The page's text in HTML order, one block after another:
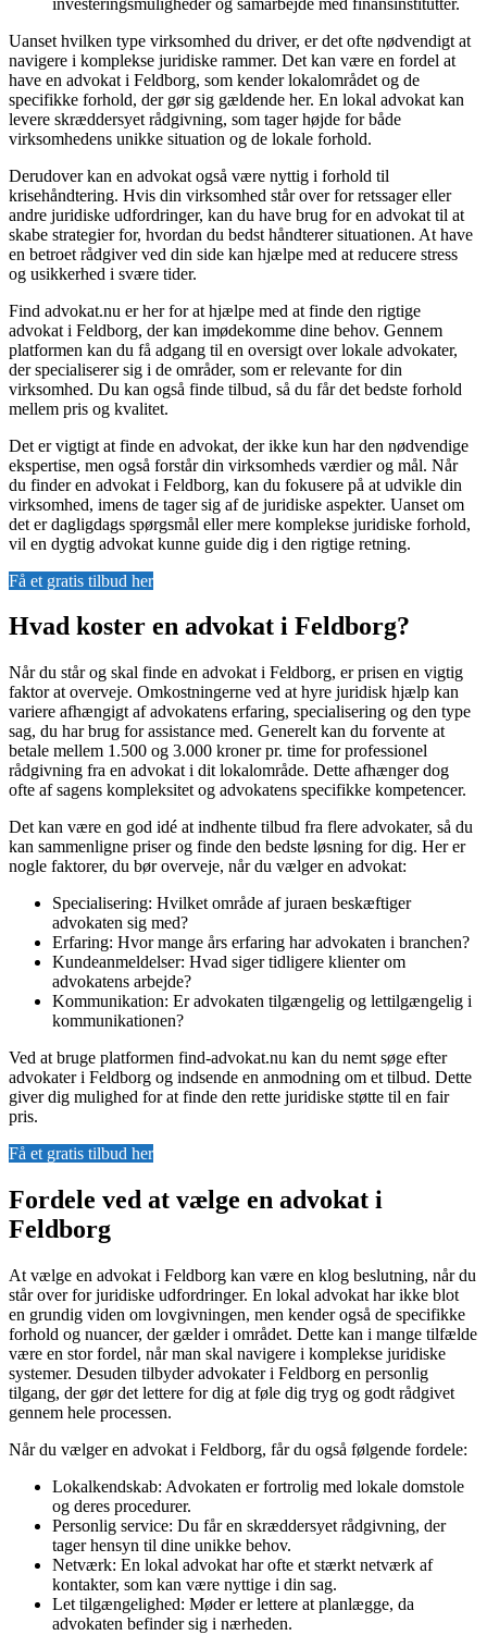
Uanset hvilken type virksomhed du driver, er det ofte nødvendigt at
navigere i komplekse juridiske rammer. Det kan være en fordel at
have en advokat i Feldborg, som kender lokalområdet og de
specifikke forhold, der gør sig gældende her. En lokal advokat kan
levere skræddersyet rådgivning, som tager højde for både
virksomhedens unikke situation og de lokale forhold.
Derudover kan en advokat også være nyttig i forhold til
krisehåndtering. Hvis din virksomhed står over for retssager eller
andre juridiske udfordringer, kan du have brug for en advokat til at
skabe strategier for, hvordan du bedst håndterer situationen. At have
en betroet rådgiver ved din side kan hjælpe med at reducere stress
og usikkerhed i svære tider.
Find advokat.nu er her for at hjælpe med at finde den rigtige
advokat i Feldborg, der kan imødekomme dine behov. Gennem
platformen kan du få adgang til en oversigt over lokale advokater,
der specialiserer sig i de områder, som er relevante for din
virksomhed. Du kan også finde tilbud, så du får det bedste forhold
mellem pris og kvalitet.
Det er vigtigt at finde en advokat, der ikke kun har den nødvendige
ekspertise, men også forstår din virksomheds værdier og mål. Når
du finder en advokat i Feldborg, kan du fokusere på at udvikle din
virksomhed, imens de tager sig af de juridiske aspekter. Uanset om
det er dagligdags spørgsmål eller mere komplekse juridiske forhold,
vil en dygtig advokat kunne guide dig i den rigtige retning.
Få et gratis tilbud her
Hvad koster en advokat i Feldborg?
Når du står og skal finde en advokat i Feldborg, er prisen en vigtig
faktor at overveje. Omkostningerne ved at hyre juridisk hjælp kan
variere afhængigt af advokatens erfaring, specialisering og den type
sag, du har brug for assistance med. Generelt kan du forvente at
betale mellem 1.500 og 3.000 kroner pr. time for professionel
rådgivning fra en advokat i dit lokalområde. Dette afhænger dog
ofte af sagens kompleksitet og advokatens specifikke kompetencer.
Det kan være en god idé at indhente tilbud fra flere advokater, så du
kan sammenligne priser og finde den bedste løsning for dig. Her er
nogle faktorer, du bør overveje, når du vælger en advokat:
Specialisering: Hvilket område af juraen beskæftiger
advokaten sig med?
Erfaring: Hvor mange års erfaring har advokaten i branchen?
Kundeanmeldelser: Hvad siger tidligere klienter om
advokatens arbejde?
Kommunikation: Er advokaten tilgængelig og lettilgængelig i
kommunikationen?
Ved at bruge platformen find-advokat.nu kan du nemt søge efter
advokater i Feldborg og indsende en anmodning om et tilbud. Dette
giver dig mulighed for at finde den rette juridiske støtte til en fair
pris.
Få et gratis tilbud her
Fordele ved at vælge en advokat i
Feldborg
At vælge en advokat i Feldborg kan være en klog beslutning, når du
står over for juridiske udfordringer. En lokal advokat har ikke blot
en grundig viden om lovgivningen, men kender også de specifikke
forhold og nuancer, der gælder i området. Dette kan i mange tilfælde
være en stor fordel, når man skal navigere i komplekse juridiske
systemer. Desuden tilbyder advokater i Feldborg en personlig
tilgang, der gør det lettere for dig at føle dig tryg og godt rådgivet
gennem hele processen.
Når du vælger en advokat i Feldborg, får du også følgende fordele:
Lokalkendskab: Advokaten er fortrolig med lokale domstole
og deres procedurer.
Personlig service: Du får en skræddersyet rådgivning, der
tager hensyn til dine unikke behov.
Netværk: En lokal advokat har ofte et stærkt netværk af
kontakter, som kan være nyttige i din sag.
Let tilgængelighed: Møder er lettere at planlægge, da
advokaten befinder sig i nærheden.